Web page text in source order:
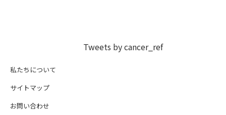
Tweets by cancer_ref
私たちについて
サイトマップ
お問い合わせ